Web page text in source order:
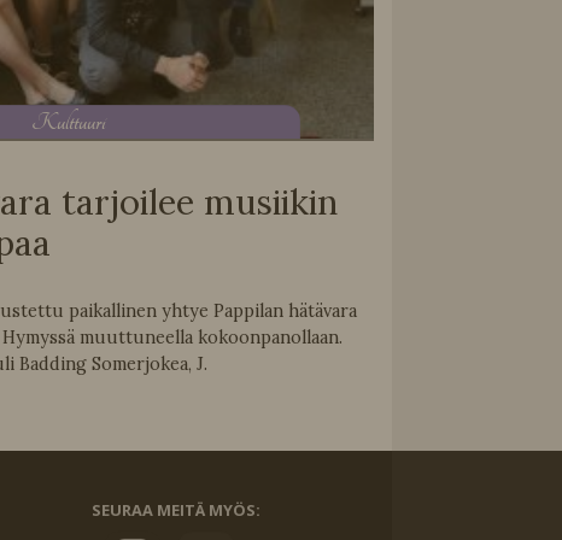
Kulttuuri
tarjoilee musiikin
paikallinen yhtye Pappilan hätävara
muuttuneella kokoonpanollaan.
Badding Somerjokea, J.
SEURAA MEITÄ MYÖS: